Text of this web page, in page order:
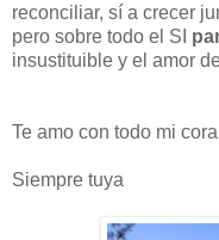
reconciliar, sí a crecer
pero sobre todo el SI
insustituible y el amor
Te amo con todo mi
Siempre tuya